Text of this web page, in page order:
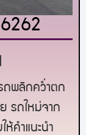
ถพลิกคว่ำตก
รถใหม่จาก
ห้คำแนะนำ